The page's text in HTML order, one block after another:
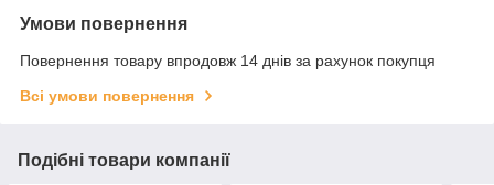
Умови повернення
Повернення товару впродовж 14 днів за рахунок покупця
Всі умови повернення
Подібні товари компанії